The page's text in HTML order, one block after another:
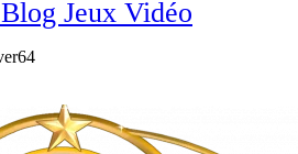
Jeux Vidéo